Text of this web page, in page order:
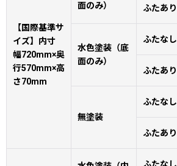
【国際基準サ
イズ】内寸
幅720mm×奥
行570mm×高
さ70mm
面のみ）
ふたあり
水色塗装（底
面のみ）
ふたなし
ふたあり
無塗装
ふたなし
ふたあり